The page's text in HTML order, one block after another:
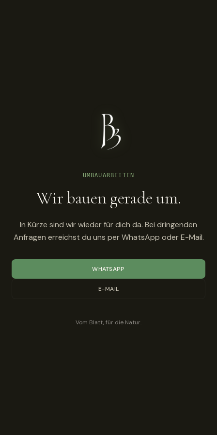
UMBAUARBEITEN
Wir bauen gerade um.
In Kürze sind wir wieder für dich da. Bei dringenden
Anfragen erreichst du uns per WhatsApp oder E-Mail.
WHATSAPP
E-MAIL
Vom Blatt, für die Natur.